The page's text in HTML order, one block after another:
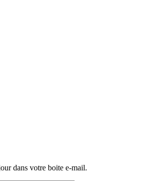
dans votre boite e-mail.